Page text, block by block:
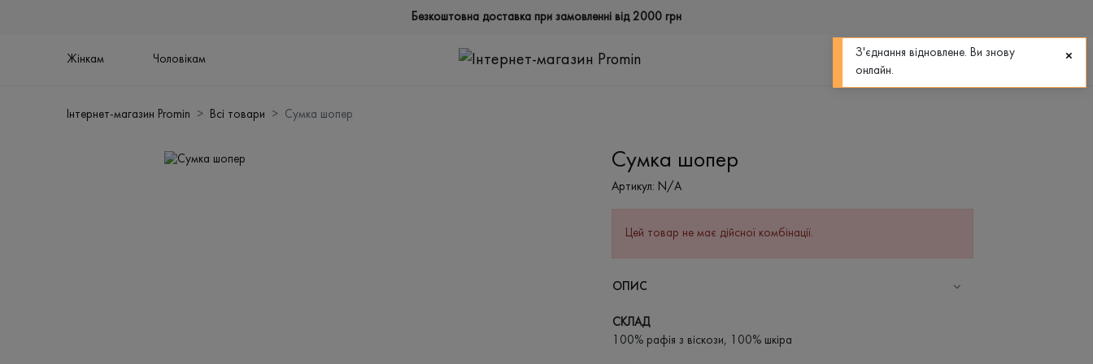
Безкоштовна доставка при замовленні від 2000 грн
Жінкам Чоловікам
0
Інтернет-магазин Promin Всі товари Сумка шопер
Сумка шопер
Артикул: N/A
Цей товар не має дійсної комбінації.
ОПИС
СКЛАД
100% рафія з віскози, 100% шкіра
З'єднання відновлене. Ви знову
онлайн.